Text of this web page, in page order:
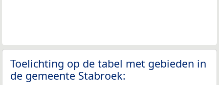
Toelichting op de tabel met gebieden in
de gemeente Stabroek: